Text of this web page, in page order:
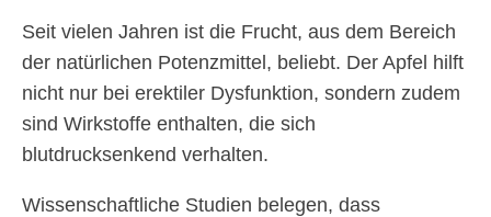
Seit vielen Jahren ist die Frucht, aus dem Bereich
der natürlichen Potenzmittel, beliebt. Der Apfel hilft
nicht nur bei erektiler Dysfunktion, sondern zudem
sind Wirkstoffe enthalten, die sich
blutdrucksenkend verhalten.
Wissenschaftliche Studien belegen, dass